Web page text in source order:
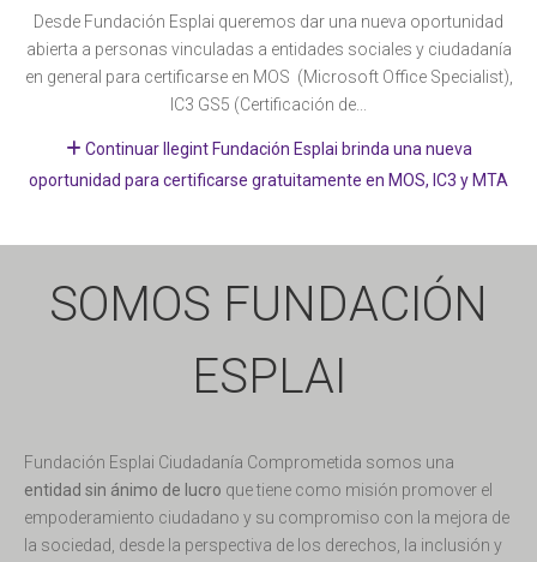
Desde Fundación Esplai queremos dar una nueva oportunidad
abierta a personas vinculadas a entidades sociales y ciudadanía
en general para certificarse en MOS (Microsoft Office Specialist),
IC3 GS5 (Certificación de...
Continuar llegint Fundación Esplai brinda una nueva
oportunidad para certificarse gratuitamente en MOS, IC3 y MTA
SOMOS FUNDACIÓN
ESPLAI
Fundación Esplai Ciudadanía Comprometida somos una
entidad sin ánimo de lucro que tiene como misión promover el
empoderamiento ciudadano y su compromiso con la mejora de
la sociedad, desde la perspectiva de los derechos, la inclusión y